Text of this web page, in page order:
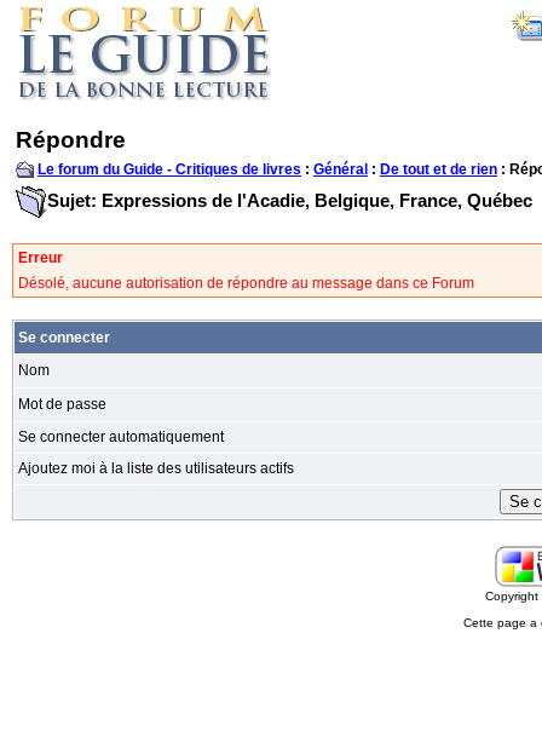
Répondre
Le forum du Guide - Critiques de livres : Général : De tout et de rien :
Sujet: Expressions de l'Acadie, Belgique, France, Québec
Erreur
Désolé, aucune autorisation de répondre au message dans ce Forum
Se connecter
Nom
Mot de passe
Se connecter automatiquement
Ajoutez moi à la liste des utilisateurs actifs
Cette page a